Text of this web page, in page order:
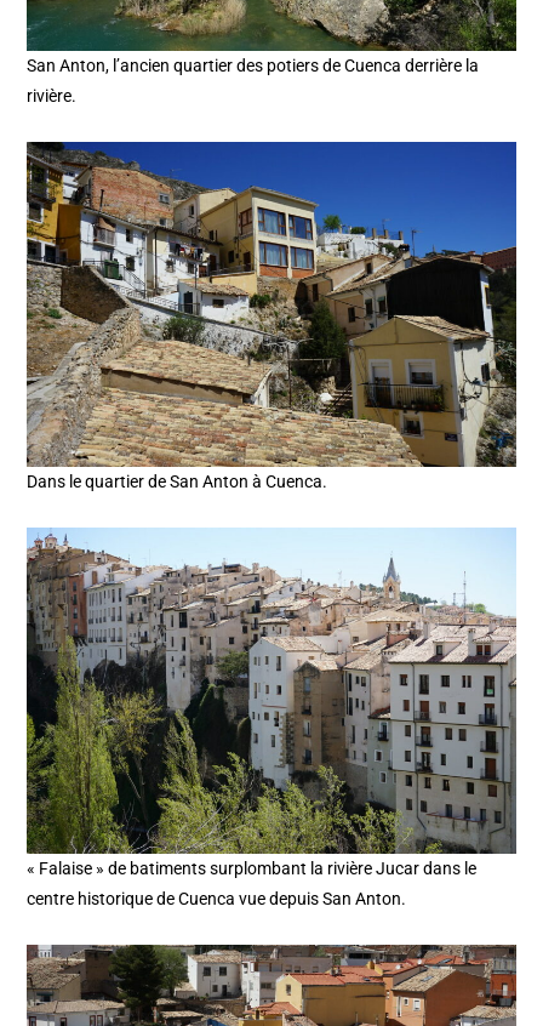
San Anton, l’ancien quartier des potiers de Cuenca derrière la
rivière.
Dans le quartier de San Anton à Cuenca.
« Falaise » de batiments surplombant la rivière Jucar dans le
centre historique de Cuenca vue depuis San Anton.